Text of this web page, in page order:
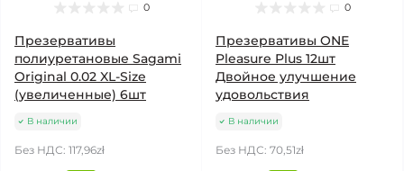
0
Презервативы
полиуретановые Sagami
Original 0.02 XL-Size
(увеличенные) 6шт
В наличии
Без НДС: 117,96zł
0
Презервативы ONE
Pleasure Plus 12шт
Двойное улучшение
удовольствия
В наличии
Без НДС: 70,51zł